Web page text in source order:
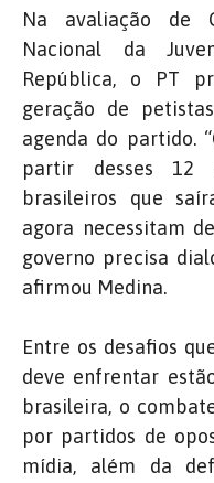
Na avaliação de
Nacional da
República, o PT
geração de
agenda do partido.
partir desses 12
brasileiros que
agora necessitam
governo precisa
afirmou Medina.
Entre os desafios
deve enfrentar
brasileira, o
por partidos de
mídia, além da